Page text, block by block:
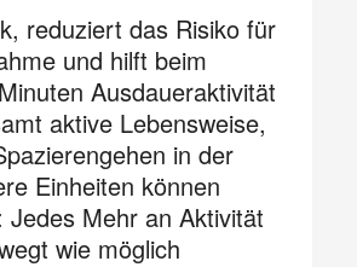
reduziert das Risiko für
und hilft beim
Ausdaueraktivität
aktive Lebensweise,
in der
Einheiten können
Mehr an Aktivität
wie möglich